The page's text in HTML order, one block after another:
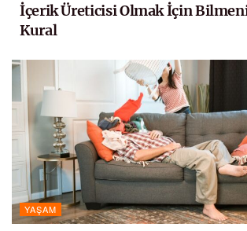
İçerik Üreticisi Olmak İçin
Kural
YAŞAM